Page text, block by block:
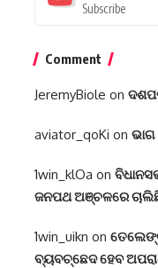
Subscribe
Comment
JeremyBiole on
aviator_qoKi on
1win_klOa on
ଜନପଥ ଅଞ୍ଚଳରେ
1win_uikn on
ବ୍ୟବଚ୍ଛେଦ ହେବ